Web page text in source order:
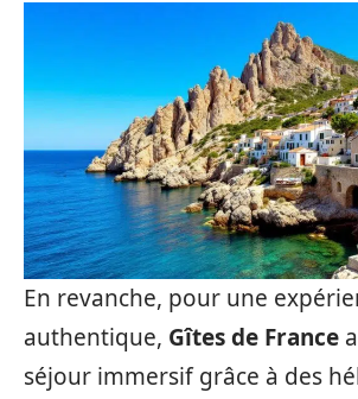
En revanche, pour une
authentique, Gîtes de France
séjour immersif grâce à des